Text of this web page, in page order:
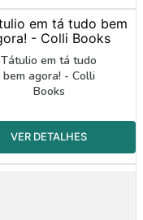
Tátulio em tá tudo
bem agora! - Colli
Books